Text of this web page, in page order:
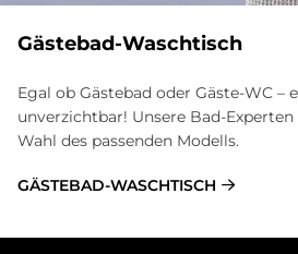
Gästebad-Waschtisch
Egal ob Gästebad oder Gäste-WC –
unverzichtbar! Unsere Bad-
Wahl des passenden Modells.
GÄSTEBAD-WASCHTISCH